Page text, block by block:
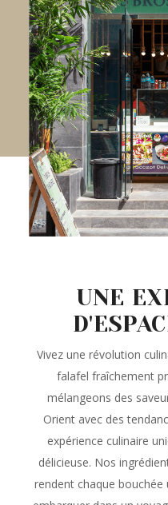
UNE
Vivez une révolution
falafel fraîchement
mélangeons des
Orient avec des
expérience culinaire
délicieuse. Nos
rendent chaque bouchée